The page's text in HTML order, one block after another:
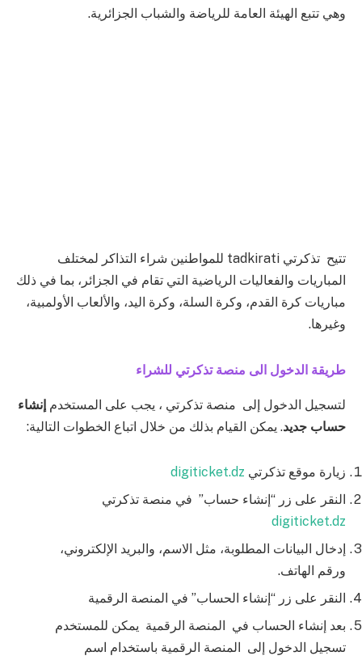
وهي تتبع الهيئة العامة للرياضة والشباب الجزائرية.
تتيح تذكرتي tadkirati للمواطنين شراء التذاكر لمختلف
المباريات والفعاليات الرياضية التي تقام في الجزائر، بما في ذلك
مباريات كرة القدم، وكرة السلة، وكرة اليد، والألعاب الأولمبية،
وغيرها.
طريقة الدخول الى منصة تذكرتي للشراء
لتسجيل الدخول إلى منصة تذكرتي ، يجب على المستخدم إنشاء
حساب جديد. يمكن القيام بذلك من خلال اتباع الخطوات التالية:
زيارة موقع تذكرتي digiticket.dz
النقر على زر “إنشاء حساب” في منصة تذكرتي
digiticket.dz
إدخال البيانات المطلوبة، مثل الاسم، والبريد الإلكتروني،
ورقم الهاتف.
النقر على زر “إنشاء الحساب” في المنصة الرقمية
بعد إنشاء الحساب في المنصة الرقمية يمكن للمستخدم
تسجيل الدخول إلى المنصة الرقمية باستخدام اسم